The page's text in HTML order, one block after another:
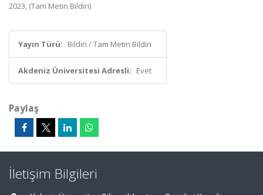
2023, (Tam Metin Bildiri)
Yayın Türü: Bildiri / Tam Metin Bildiri
Akdeniz Üniversitesi Adresli: Evet
Paylaş
İletişim Bilgileri